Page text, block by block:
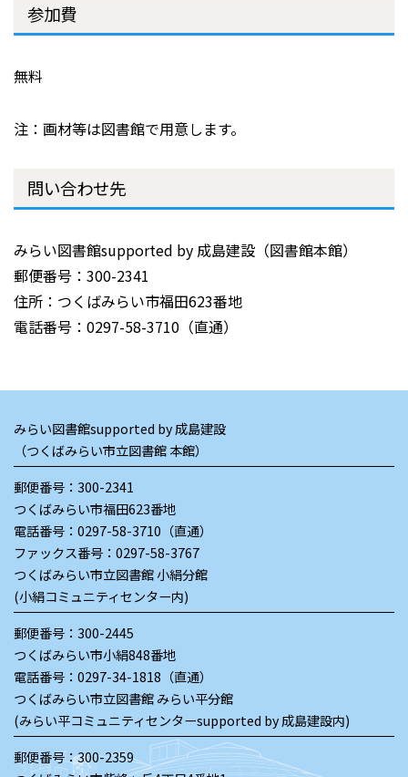
参加費
無料
注：画材等は図書館で用意します。
問い合わせ先
みらい図書館supported by 成島建設（図書館本館）
郵便番号：300-2341
住所：つくばみらい市福田623番地
電話番号：0297-58-3710（直通）
みらい図書館supported by 成島建設
（つくばみらい市立図書館 本館）
郵便番号：300-2341
つくばみらい市福田623番地
電話番号： 0297-58-3710（直通）
ファックス番号：0297-58-3767
つくばみらい市立図書館 小絹分館
(小絹コミュニティセンター内)
郵便番号：300-2445
つくばみらい市小絹848番地
電話番号： 0297-34-1818（直通）
つくばみらい市立図書館 みらい平分館
(みらい平コミュニティセンターsupported by 成島建設内)
郵便番号：300-2359